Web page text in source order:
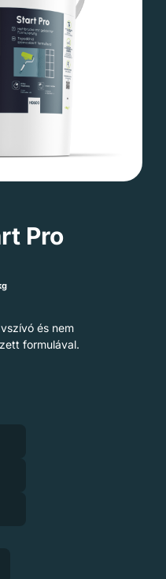
Pro
és nem
formulával.